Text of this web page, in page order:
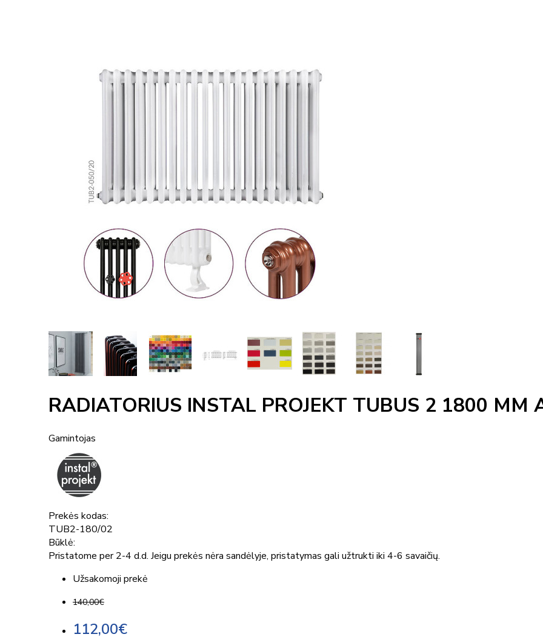
RADIATORIUS INSTAL PROJEKT TUBUS 2 1800 MM
Gamintojas
Prekės kodas:
TUB2-180/02
Būklė:
Pristatome per 2-4 d.d. Jeigu prekės nėra sandėlyje, pristatymas gali užtrukti iki 4-6 savaičių.
Užsakomoji prekė
140,00€
112,00€